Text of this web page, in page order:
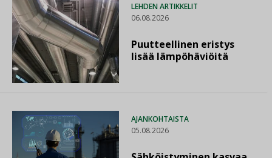
LEHDEN ARTIKKELIT
06.08.2026
Puutteellinen eristys
lisää lämpöhäviöitä
AJANKOHTAISTA
05.08.2026